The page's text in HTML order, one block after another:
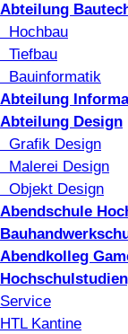
Abteilung
Hochbau
Tiefbau
Bauinformatik
Abteilung
Abteilung Design
Grafik Design
Malerei Design
Objekt Design
Abendschule
Abendkolleg
Service
HTL Kantine